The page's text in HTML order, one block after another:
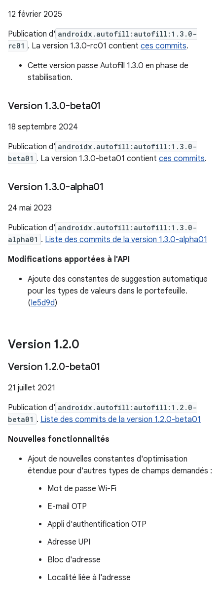
12 février 2025
Publication d' androidx.autofill:autofill:1.3.0-
rc01 . La version 1.3.0-rc01 contient ces commits.
Cette version passe Autofill 1.3.0 en phase de
stabilisation.
Version 1.3.0-beta01
18 septembre 2024
Publication d' androidx.autofill:autofill:1.3.0-
beta01 . La version 1.3.0-beta01 contient ces commits.
Version 1.3.0-alpha01
24 mai 2023
Publication d' androidx.autofill:autofill:1.3.0-
alpha01 . Liste des commits de la version 1.3.0-alpha01
Modifications apportées à l'API
Ajoute des constantes de suggestion automatique
pour les types de valeurs dans le portefeuille.
(Ie5d9d)
Version 1.2.0
Version 1.2.0-beta01
21 juillet 2021
Publication d' androidx.autofill:autofill:1.2.0-
beta01 . Liste des commits de la version 1.2.0-beta01
Nouvelles fonctionnalités
Ajout de nouvelles constantes d'optimisation
étendue pour d'autres types de champs demandés :
Mot de passe Wi-Fi
E-mail OTP
Appli d'authentification OTP
Adresse UPI
Bloc d'adresse
Localité liée à l'adresse